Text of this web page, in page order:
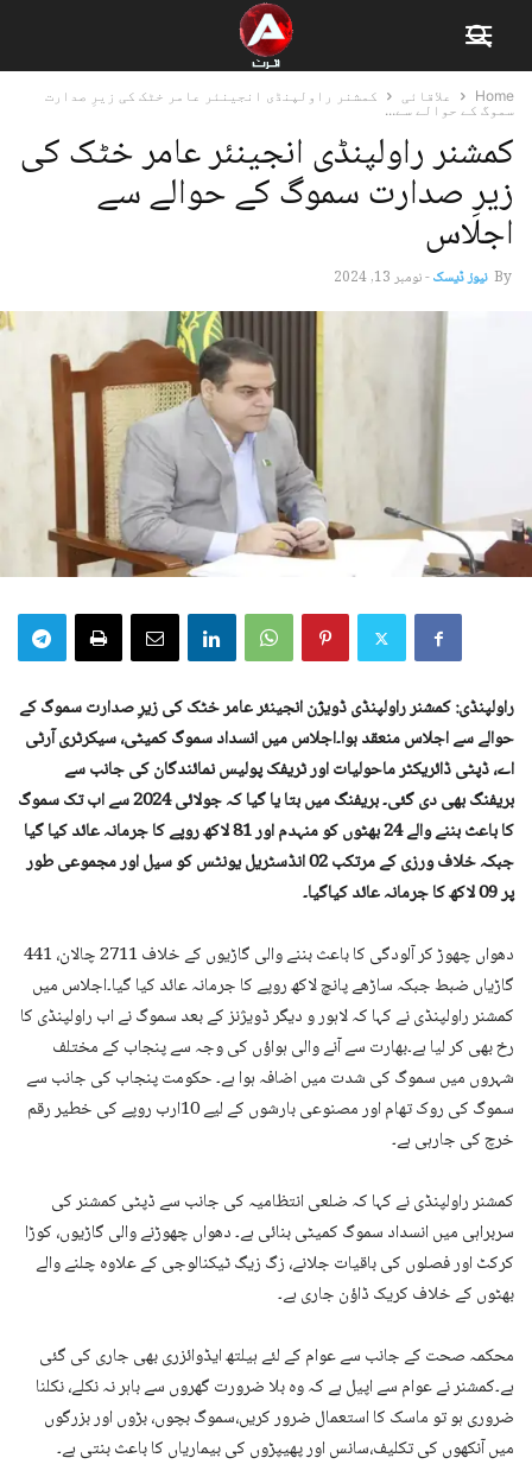
Home علاقائی
کمشنر راولپنڈی انجینئر عامر خٹک کی زیرِ صدارت
سموگ کے حوالے سے...
کمشنر راولپنڈی انجینئر عامر خٹک کی
زیرِ صدارت سموگ کے حوالے سے
اجلاس
By نیوز ڈیسک-نومبر 13, 2024
راولپنڈی: کمشنر راولپنڈی ڈویژن انجینئر عامر خٹک کی زیرِ صدارت سموگ کے
حوالے سے اجلاس منعقد ہوا۔اجلاس میں انسداد سموگ کمیٹی، سیکرٹری آرٹی
اے، ڈپٹی ڈائریکٹر ماحولیات اور ٹریفک پولیس نمائندگان کی جانب سے
بریفنگ بھی دی گئی۔ بریفنگ میں بتا یا گیا کہ جولائی 2024 سے اب تک سموگ
کا باعث بننے والے 24 بھٹوں کو منہدم اور 81 لاکھ روپے کا جرمانہ عائد کیا گیا
جبکہ خلاف ورزی کے مرتکب 02 انڈسٹریل یونٹس کو سیل اور مجموعی طور
پر 09 لاکھ کا جرمانہ عائد کیاگیا۔
دھواں چھوڑ کر آلودگی کا باعث بننے والی گاڑیوں کے خلاف 2711 چالان، 441
گاڑیاں ضبط جبکہ ساڑھے پانچ لاکھ روپے کا جرمانہ عائد کیا گیا۔اجلاس میں
کمشنر راولپنڈی نے کہا کہ لاہور و دیگر ڈویژنز کے بعد سموگ نے اب راولپنڈی کا
رخ بھی کر لیا ہے۔بھارت سے آنے والی ہواؤں کی وجہ سے پنجاب کے مختلف
شہروں میں سموگ کی شدت میں اضافہ ہوا ہے۔ حکومت پنجاب کی جانب سے
سموگ کی روک تھام اور مصنوعی بارشوں کے لیے 10ارب روپے کی خطیر رقم
خرچ کی جارہی ہے۔
کمشنر راولپنڈی نے کہا کہ ضلعی انتظامیہ کی جانب سے ڈپٹی کمشنر کی
سربراہی میں انسداد سموگ کمیٹی بنائی ہے۔ دھواں چھوڑنے والی گاڑیوں، کوڑا
کرکٹ اور فصلوں کی باقیات جلانے، زگ زیگ ٹیکنالوجی کے علاوہ چلنے والے
بھٹوں کے خلاف کریک ڈاؤن جاری ہے۔
محکمہ صحت کے جانب سے عوام کے لئے ہیلتھ ایڈوائزری بھی جاری کی گئی
ہے۔کمشنر نے عوام سے اپیل ہے کہ وہ بلا ضرورت گھروں سے باہر نہ نکلے، نکلنا
ضروری ہو تو ماسک کا استعمال ضرور کریں،سموگ بچوں، بڑوں اور بزرگوں
میں آنکھوں کی تکلیف،سانس اور پھیپڑوں کی بیماریاں کا باعث بنتی ہے۔